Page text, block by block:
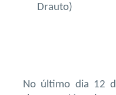
Drauto)
No último dia 12